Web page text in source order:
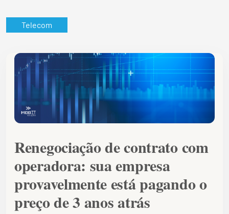
Telecom
Renegociação de contrato com
operadora: sua empresa
provavelmente está pagando o
preço de 3 anos atrás